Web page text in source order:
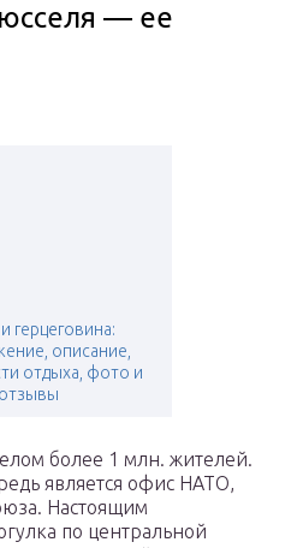
— ее
герцеговина:
описание,
отдыха, фото и
отзывы
более 1 млн. жителей.
является офис НАТО,
Настоящим
по центральной